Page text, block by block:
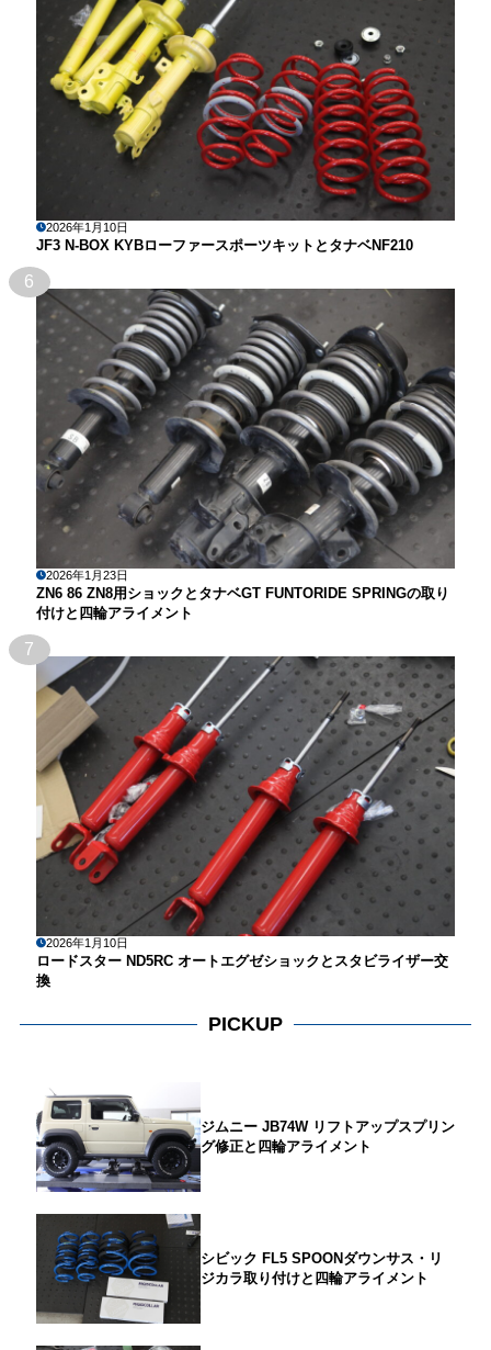
2026年1月10日
JF3 N-BOX KYBローファースポーツキットとタナベNF210
6
2026年1月23日
ZN6 86 ZN8用ショックとタナベGT FUNTORIDE SPRINGの取り
付けと四輪アライメント
7
2026年1月10日
ロードスター ND5RC オートエグゼショックとスタビライザー交
換
PICKUP
ジムニー JB74W リフトアップスプリン
グ修正と四輪アライメント
シビック FL5 SPOONダウンサス・リ
ジカラ取り付けと四輪アライメント